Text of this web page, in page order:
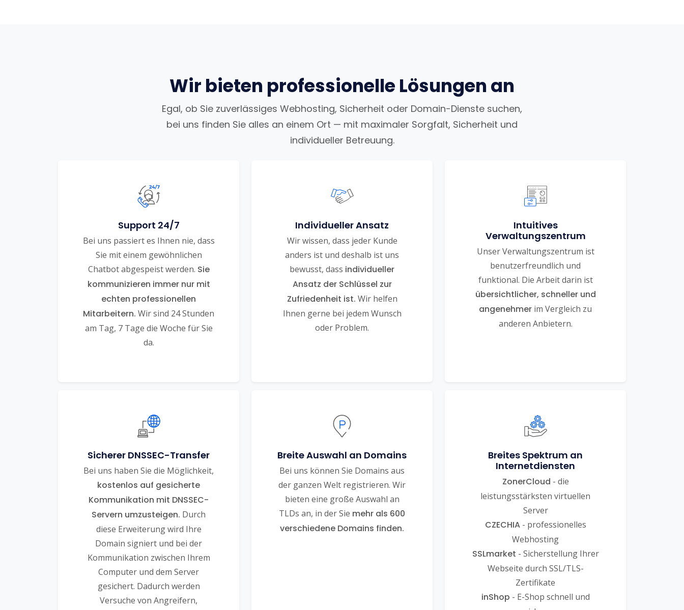
Wir bieten professionelle Lösungen an
Egal, ob Sie zuverlässiges Webhosting, Sicherheit oder Domain-Dienste suchen,
bei uns finden Sie alles an einem Ort — mit maximaler Sorgfalt, Sicherheit und
individueller Betreuung.
Support 24/7
Bei uns passiert es Ihnen nie, dass
Sie mit einem gewöhnlichen
Chatbot abgespeist werden. Sie
kommunizieren immer nur mit
echten professionellen
Mitarbeitern. Wir sind 24 Stunden
am Tag, 7 Tage die Woche für Sie
da.
Individueller Ansatz
Wir wissen, dass jeder Kunde
anders ist und deshalb ist uns
bewusst, dass individueller
Ansatz der Schlüssel zur
Zufriedenheit ist. Wir helfen
Ihnen gerne bei jedem Wunsch
oder Problem.
Intuitives
Verwaltungszentrum
Unser Verwaltungszentrum ist
benutzerfreundlich und
funktional. Die Arbeit darin ist
übersichtlicher, schneller und
angenehmer im Vergleich zu
anderen Anbietern.
Sicherer DNSSEC-Transfer
Bei uns haben Sie die Möglichkeit,
kostenlos auf gesicherte
Kommunikation mit DNSSEC-
Servern umzusteigen. Durch
diese Erweiterung wird Ihre
Domain signiert und bei der
Kommunikation zwischen Ihrem
Computer und dem Server
gesichert. Dadurch werden
Versuche von Angreifern,
Breite Auswahl an Domains
Bei uns können Sie Domains aus
der ganzen Welt registrieren. Wir
bieten eine große Auswahl an
TLDs an, in der Sie mehr als 600
verschiedene Domains finden.
Breites Spektrum an
Internetdiensten
ZonerCloud - die
leistungsstärksten virtuellen
Server
CZECHIA- professionelles
Webhosting
SSLmarket - Sicherstellung Ihrer
Webseite durch SSL/TLS-
Zertifikate
inShop - E-Shop schnell und